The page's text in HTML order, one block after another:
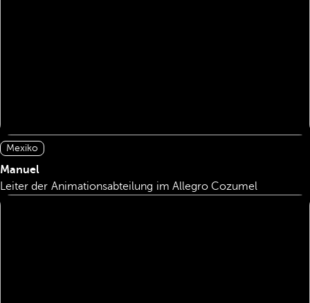
Mexiko
Manuel
Leiter der Animationsabteilung im Allegro Cozumel